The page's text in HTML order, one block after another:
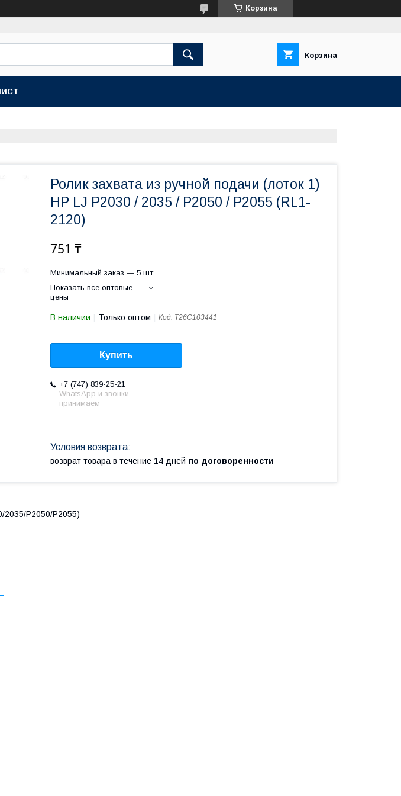
Корзина
Корзина
Ролик захвата из ручной подачи (лоток 1)
HP LJ P2030 / 2035 / P2050 / P2055 (RL1-
2120)
751 ₸
Минимальный заказ — 5 шт.
Показать все оптовые
цены
В наличии Только оптом Код: T26C103441
Купить
+7 (747) 839-25-21
WhatsApp и звонки
принимаем
возврат товара в течение 14 дней по договоренности
P2050/P2055)